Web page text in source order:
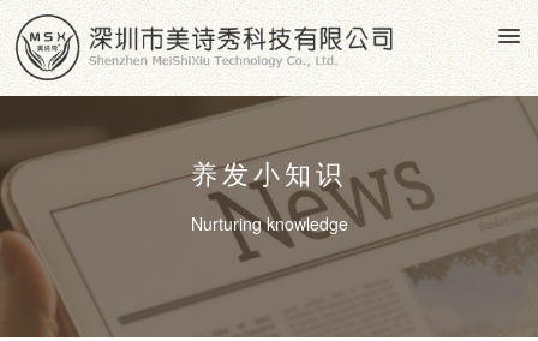
养发小知识
Nurturing knowledge